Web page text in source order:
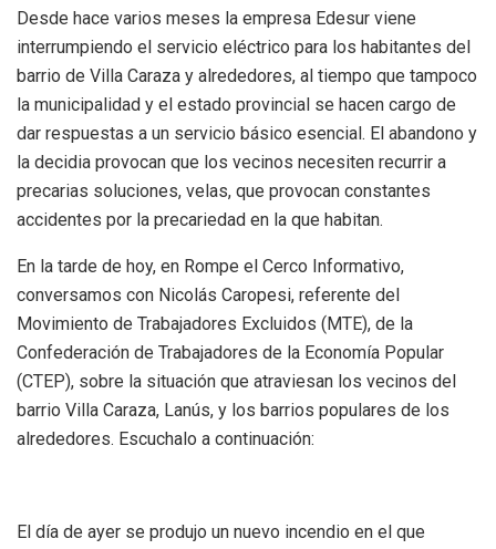
Desde hace varios meses la empresa Edesur viene
interrumpiendo el servicio eléctrico para los habitantes del
barrio de Villa Caraza y alrededores, al tiempo que tampoco
la municipalidad y el estado provincial se hacen cargo de
dar respuestas a un servicio básico esencial. El abandono y
la decidia provocan que los vecinos necesiten recurrir a
precarias soluciones, velas, que provocan constantes
accidentes por la precariedad en la que habitan.
En la tarde de hoy, en Rompe el Cerco Informativo,
conversamos con Nicolás Caropesi, referente del
Movimiento de Trabajadores Excluidos (MTE), de la
Confederación de Trabajadores de la Economía Popular
(CTEP), sobre la situación que atraviesan los vecinos del
barrio Villa Caraza, Lanús, y los barrios populares de los
alrededores. Escuchalo a continuación:
El día de ayer se produjo un nuevo incendio en el que